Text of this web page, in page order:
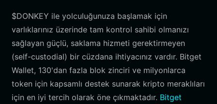
$DONKEY ile yolculuğunuza başlamak için
varlıklarınız üzerinde tam kontrol sahibi olmanızı
sağlayan güçlü, saklama hizmeti gerektirmeyen
(self-custodial) bir cüzdana ihtiyacınız vardır. Bitget
Wallet, 130'dan fazla blok zinciri ve milyonlarca
token için kapsamlı destek sunarak kripto meraklıları
için en iyi tercih olarak öne çıkmaktadır. Bitget